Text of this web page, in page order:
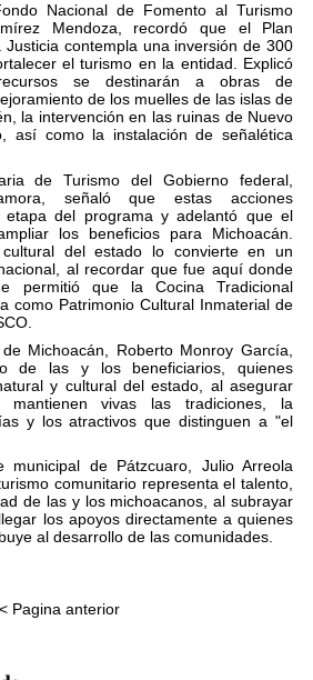
Nacional de Fomento al Turismo
Mendoza, recordó que el Plan
contempla una inversión de 300
el turismo en la entidad. Explicó
se destinarán a obras de
de los muelles de las islas de
la intervención en las ruinas de Nuevo
así como la instalación de señalética
de Turismo del Gobierno federal,
señaló que estas acciones
etapa del programa y adelantó que el
los beneficios para Michoacán.
del estado lo convierte en un
al recordar que fue aquí donde
permitió que la Cocina Tradicional
como Patrimonio Cultural Inmaterial de
Michoacán, Roberto Monroy García,
de las y los beneficiarios, quienes
y cultural del estado, al asegurar
vivas las tradiciones, la
y los atractivos que distinguen a "el
municipal de Pátzcuaro, Julio Arreola
comunitario representa el talento,
de las y los michoacanos, al subrayar
los apoyos directamente a quienes
al desarrollo de las comunidades.
Pagina anterior